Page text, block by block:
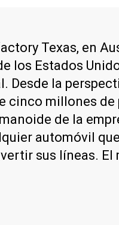
Texas, en
los Estados
la
cinco millones
de la
automóvil
sus líneas.